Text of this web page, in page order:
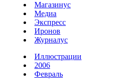
Магазинус
Медиа
Экспресс
Иронов
Журналус
Иллюстрации
2006
Февраль